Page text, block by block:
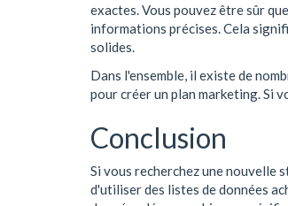
exactes. Vous pouvez être sûr
informations précises. Cela
solides.
Dans l'ensemble, il existe de
pour créer un plan marketing. Si
Conclusion
Si vous recherchez une nouvelle
d'utiliser des listes de données